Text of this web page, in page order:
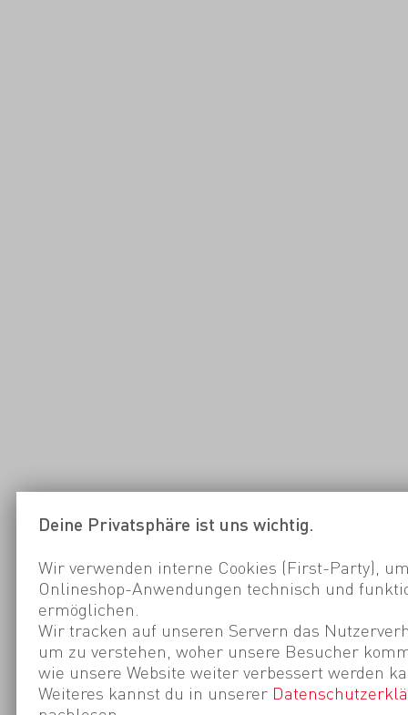
Deine Privatsphäre ist uns wichtig.
Wir verwenden interne Cookies (First-Party),
Onlineshop-Anwendungen technisch und
ermöglichen.
Wir tracken auf unseren Servern das
um zu verstehen, woher unsere Besucher
wie unsere Website weiter verbessert werden
Weiteres kannst du in unserer